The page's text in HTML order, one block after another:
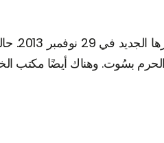
الحرم بسُوت. وهناك أيضًا مكتب